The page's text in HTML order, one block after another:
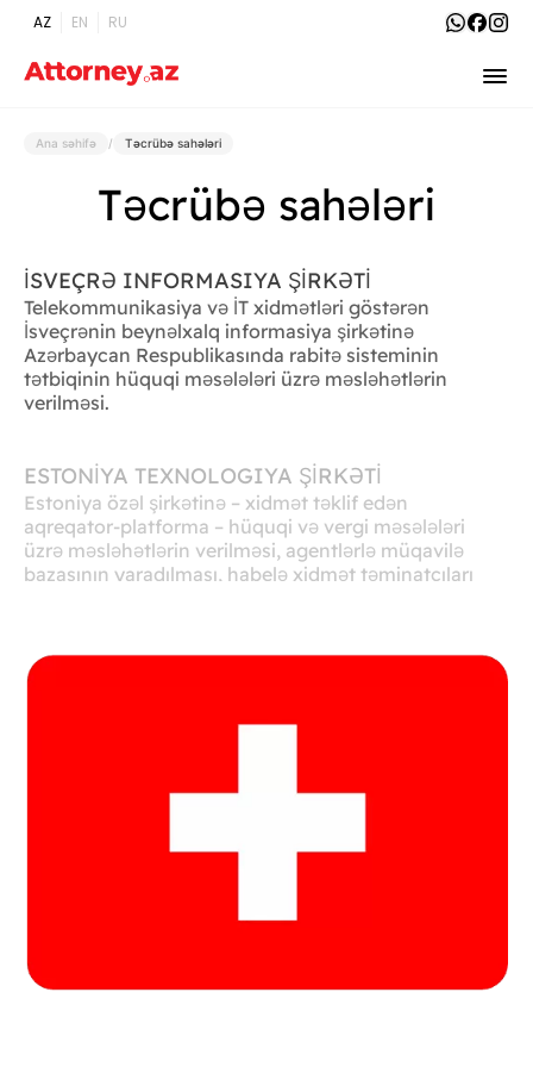
AZ EN RU
Ana səhifə / Təcrübə sahələri
Təcrübə sahələri
İSVEÇRƏ INFORMASIYA ŞİRKƏTİ
Telekommunikasiya və İT xidmətləri göstərən
İsveçrənin beynəlxalq informasiya şirkətinə
Azərbaycan Respublikasında rabitə sisteminin
tətbiqinin hüquqi məsələləri üzrə məsləhətlərin
verilməsi.
ESTONİYA TEXNOLOGIYA ŞİRKƏTİ
Estoniya özəl şirkətinə – xidmət təklif edən
aqreqator-platforma – hüquqi və vergi məsələləri
üzrə məsləhətlərin verilməsi, agentlərlə müqavilə
bazasının yaradılması, habelə xidmət təminatçıları
AMERİKA TEXNOLOGIYA ŞİRKƏTİ
əməliyyatlarının tənzimlənməsinin hüquqi
xarici şirkətlərin maraqlarının təmsil edilməsi.
İSPANIYA TEXNOLOGIYA ŞIRKƏTI